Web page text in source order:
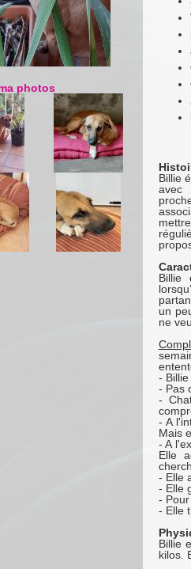
photos
Billie
avec
Billie
un
ne
-
- Pas
-
- A
Mais
- A
Elle
- Elle
- Elle
-
- Elle
Billie
kilos.